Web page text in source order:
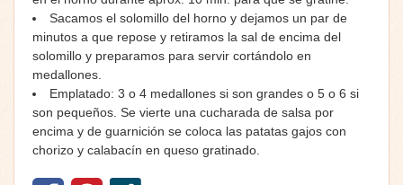
Sacamos el solomillo del horno y dejamos un par de
minutos a que repose y retiramos la sal de encima del
solomillo y preparamos para servir cortándolo en
medallones.
Emplatado: 3 o 4 medallones si son grandes o 5 o 6 si
son pequeños. Se vierte una cucharada de salsa por
encima y de guarnición se coloca las patatas gajos con
chorizo y calabacín en queso gratinado.